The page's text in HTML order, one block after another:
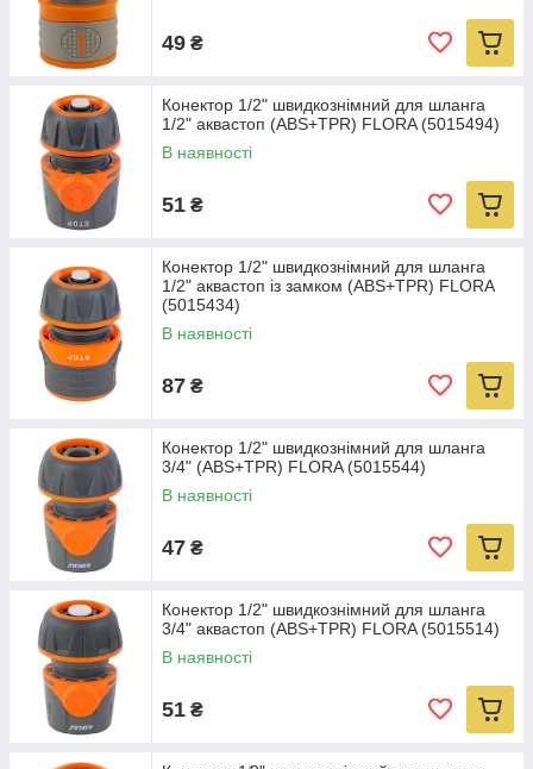
49 ₴
Конектор 1/2" швидкознімний для шланга
1/2" аквастоп (ABS+TPR) FLORA (5015494)
В наявності
51 ₴
Конектор 1/2" швидкознімний для шланга
1/2" аквастоп із замком (ABS+TPR) FLORA
(5015434)
В наявності
87 ₴
Конектор 1/2" швидкознімний для шланга
3/4" (ABS+TPR) FLORA (5015544)
В наявності
47 ₴
Конектор 1/2" швидкознімний для шланга
3/4" аквастоп (ABS+TPR) FLORA (5015514)
В наявності
51 ₴